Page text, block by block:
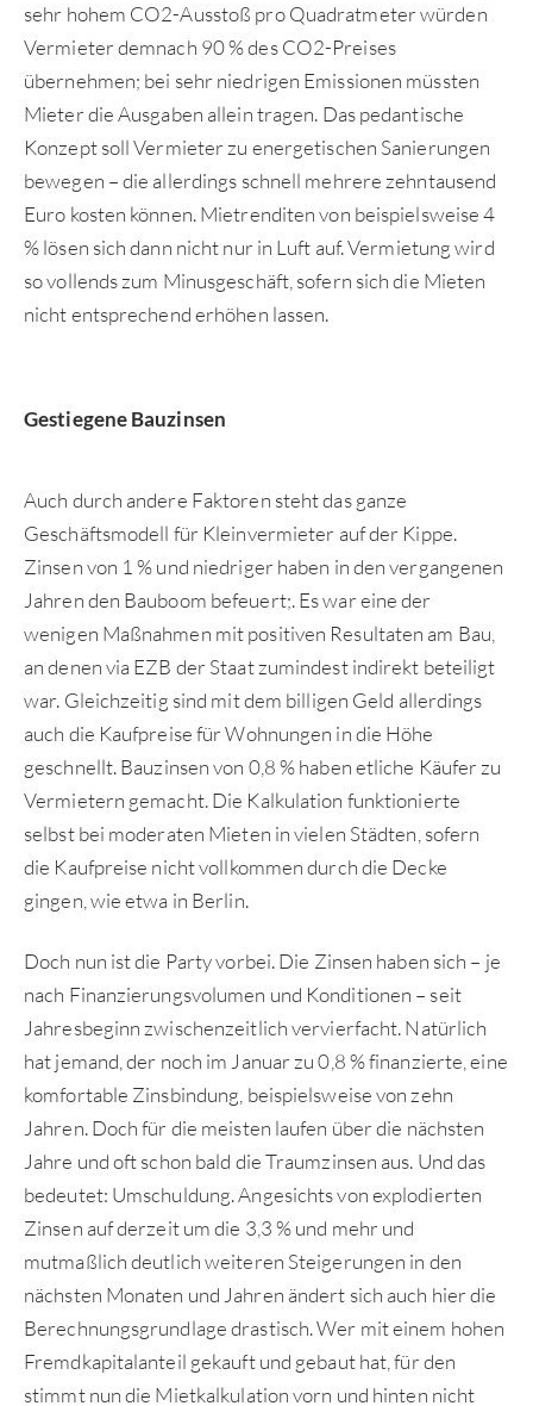
sehr hohem CO2-Ausstoß pro Quadratmeter würden
Vermieter demnach 90 % des CO2-Preises
übernehmen; bei sehr niedrigen Emissionen müssten
Mieter die Ausgaben allein tragen. Das pedantische
Konzept soll Vermieter zu energetischen Sanierungen
bewegen – die allerdings schnell mehrere zehntausend
Euro kosten können. Mietrenditen von beispielsweise 4
% lösen sich dann nicht nur in Luft auf. Vermietung wird
so vollends zum Minusgeschäft, sofern sich die Mieten
nicht entsprechend erhöhen lassen.
Gestiegene Bauzinsen
Auch durch andere Faktoren steht das ganze
Geschäftsmodell für Kleinvermieter auf der Kippe.
Zinsen von 1 % und niedriger haben in den vergangenen
Jahren den Bauboom befeuert;. Es war eine der
wenigen Maßnahmen mit positiven Resultaten am Bau,
an denen via EZB der Staat zumindest indirekt beteiligt
war. Gleichzeitig sind mit dem billigen Geld allerdings
auch die Kaufpreise für Wohnungen in die Höhe
geschnellt. Bauzinsen von 0,8 % haben etliche Käufer zu
Vermietern gemacht. Die Kalkulation funktionierte
selbst bei moderaten Mieten in vielen Städten, sofern
die Kaufpreise nicht vollkommen durch die Decke
gingen, wie etwa in Berlin.
Doch nun ist die Party vorbei. Die Zinsen haben sich – je
nach Finanzierungsvolumen und Konditionen – seit
Jahresbeginn zwischenzeitlich vervierfacht. Natürlich
hat jemand, der noch im Januar zu 0,8 % finanzierte, eine
komfortable Zinsbindung, beispielsweise von zehn
Jahren. Doch für die meisten laufen über die nächsten
Jahre und oft schon bald die Traumzinsen aus. Und das
bedeutet: Umschuldung. Angesichts von explodierten
Zinsen auf derzeit um die 3,3 % und mehr und
mutmaßlich deutlich weiteren Steigerungen in den
nächsten Monaten und Jahren ändert sich auch hier die
Berechnungsgrundlage drastisch. Wer mit einem hohen
Fremdkapitalanteil gekauft und gebaut hat, für den
stimmt nun die Mietkalkulation vorn und hinten nicht